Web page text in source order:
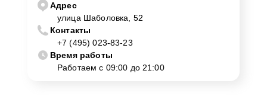
Адрес
улица Шаболовка, 52
Контакты
+7 (495) 023-83-23
Время работы
Работаем с 09:00 до 21:00